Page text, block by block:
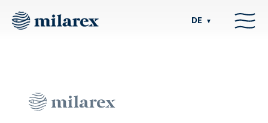
DE ▼